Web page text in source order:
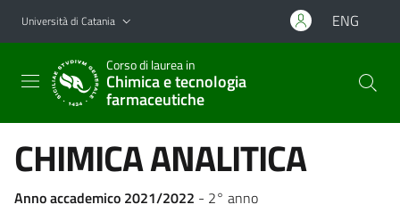
Vai al contenuto principale
Vai al menu di navigazione
Università di Catania ENG
Corso di laurea in
Chimica e tecnologia
farmaceutiche
CHIMICA ANALITICA
Anno accademico 2021/2022 - 2° anno